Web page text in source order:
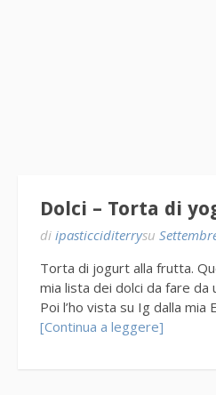
Dolci – Torta di
di ipasticciditerrysu
Torta di jogurt alla frutta.
mia lista dei dolci da fare da
Poi l’ho vista su Ig dalla
[Continua a leggere]